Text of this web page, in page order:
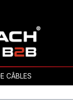
CÂBLES